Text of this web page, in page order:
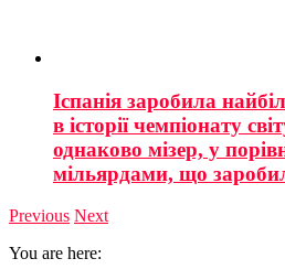
Іспанія заробила
в історії чемпіонату
однаково мізер, у
мільярдами, що
Previous Next
You are here: